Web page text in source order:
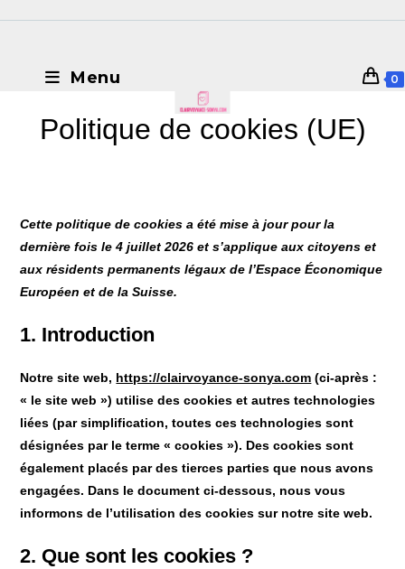
Menu 0
Politique de cookies (UE)
Cette politique de cookies a été mise à jour pour la
dernière fois le 4 juillet 2026 et s’applique aux citoyens et
aux résidents permanents légaux de l’Espace Économique
Européen et de la Suisse.
1. Introduction
Notre site web, https://clairvoyance-sonya.com (ci-après :
« le site web ») utilise des cookies et autres technologies
liées (par simplification, toutes ces technologies sont
désignées par le terme « cookies »). Des cookies sont
également placés par des tierces parties que nous avons
engagées. Dans le document ci-dessous, nous vous
informons de l’utilisation des cookies sur notre site web.
2. Que sont les cookies ?